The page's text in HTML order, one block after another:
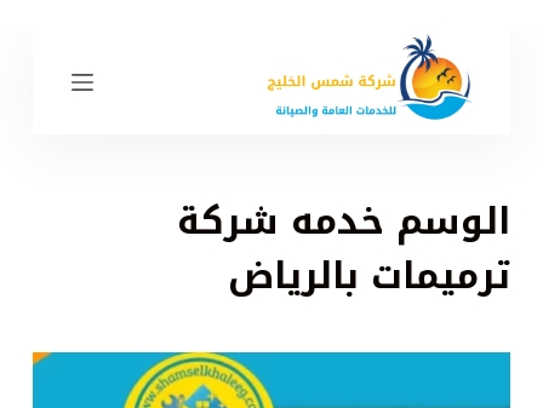
الوسم خدمه شركة
ترميمات بالرياض